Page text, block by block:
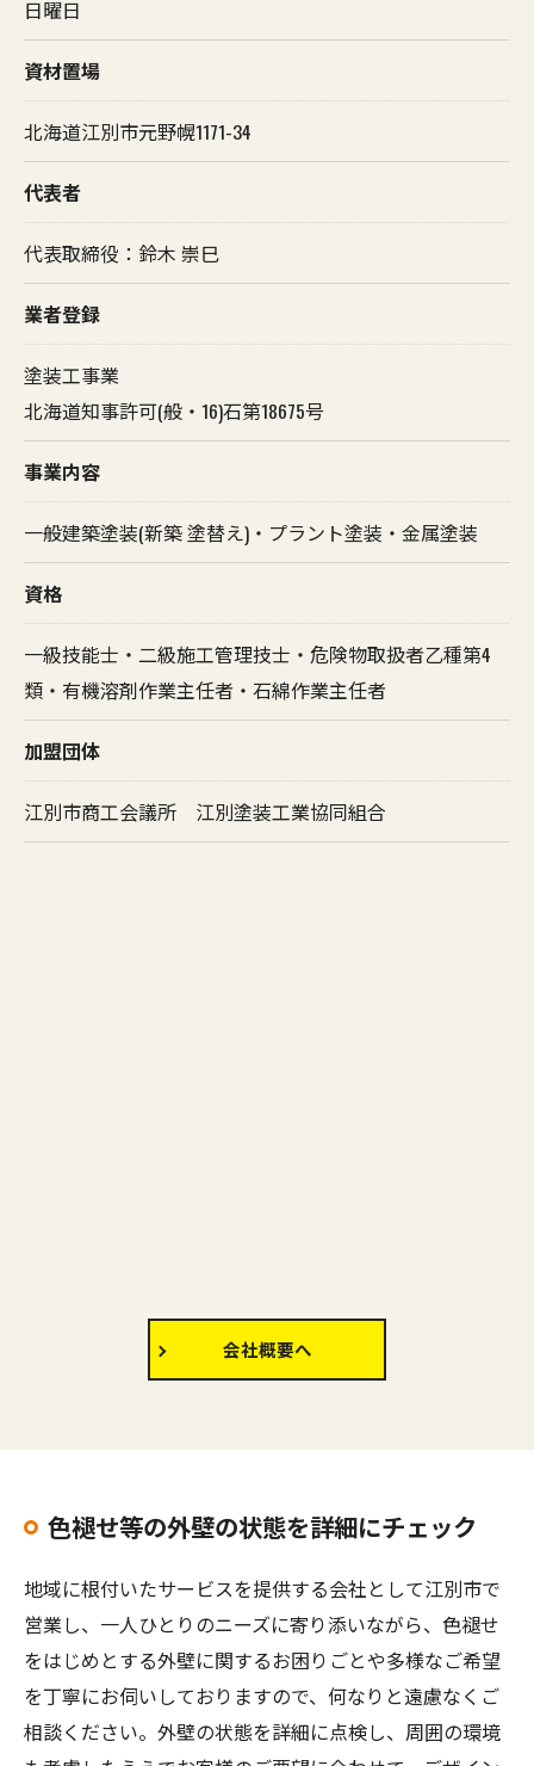
日曜日
資材置場
北海道江別市元野幌1171-34
代表者
代表取締役：鈴木 崇巳
業者登録
塗装工事業
北海道知事許可(般・16)石第18675号
事業内容
一般建築塗装(新築 塗替え)・プラント塗装・金属塗装
資格
一級技能士・二級施工管理技士・危険物取扱者乙種第4
類・有機溶剤作業主任者・石綿作業主任者
加盟団体
江別市商工会議所 江別塗装工業協同組合
会社概要へ
色褪せ等の外壁の状態を詳細にチェック
地域に根付いたサービスを提供する会社として江別市で
営業し、一人ひとりのニーズに寄り添いながら、色褪せ
をはじめとする外壁に関するお困りごとや多様なご希望
を丁寧にお伺いしておりますので、何なりと遠慮なくご
相談ください。外壁の状態を詳細に点検し、周囲の環境
お問い合わせはこちら